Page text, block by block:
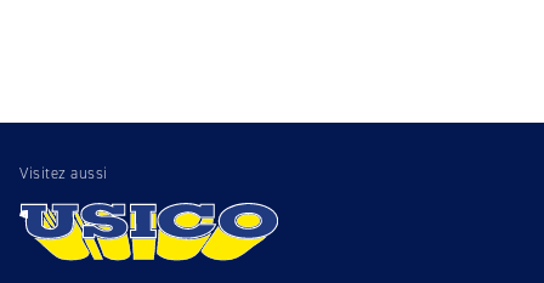
Visitez aussi